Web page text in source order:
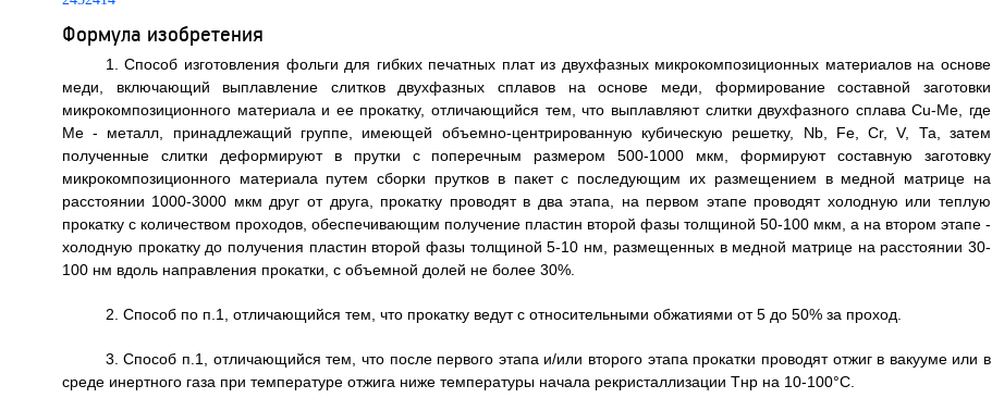
Формула изобретения
1. Способ изготовления фольги для гибких печатных плат из двухфазных микрокомпозиционных материалов на основе
меди, включающий выплавление слитков двухфазных сплавов на основе меди, формирование составной заготовки
микрокомпозиционного материала и ее прокатку, отличающийся тем, что выплавляют слитки двухфазного сплава Cu-Me, где
Me - металл, принадлежащий группе, имеющей объемно-центрированную кубическую решетку, Nb, Fe, Cr, V, Та, затем
полученные слитки деформируют в прутки с поперечным размером 500-1000 мкм, формируют составную заготовку
микрокомпозиционного материала путем сборки прутков в пакет с последующим их размещением в медной матрице на
расстоянии 1000-3000 мкм друг от друга, прокатку проводят в два этапа, на первом этапе проводят холодную или теплую
прокатку с количеством проходов, обеспечивающим получение пластин второй фазы толщиной 50-100 мкм, а на втором этапе -
холодную прокатку до получения пластин второй фазы толщиной 5-10 нм, размещенных в медной матрице на расстоянии 30-
100 нм вдоль направления прокатки, с объемной долей не более 30%.
2. Способ по п.1, отличающийся тем, что прокатку ведут с относительными обжатиями от 5 до 50% за проход.
3. Способ п.1, отличающийся тем, что после первого этапа и/или второго этапа прокатки проводят отжиг в вакууме или в
среде инертного газа при температуре отжига ниже температуры начала рекристаллизации Тнр на 10-100°С.